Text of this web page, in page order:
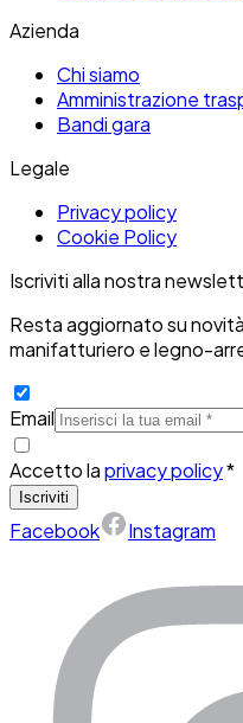
Azienda
Chi siamo
Amministrazione
Bandi gara
Legale
Privacy policy
Cookie Policy
Iscriviti alla nostra
Resta aggiornato su
manifatturiero e legno-
Email
Accetto laprivacy policy*
Iscriviti
Facebook Instagram